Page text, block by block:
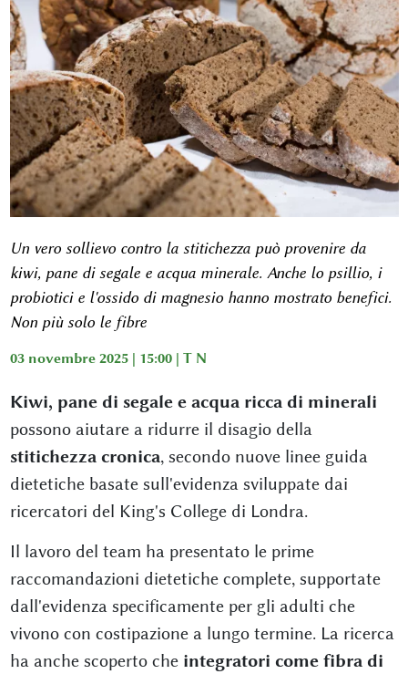
Un vero sollievo contro la stitichezza può provenire da
kiwi, pane di segale e acqua minerale. Anche lo psillio, i
probiotici e l'ossido di magnesio hanno mostrato benefici.
Non più solo le fibre
03 novembre 2025 | 15:00 | T N
Kiwi, pane di segale e acqua ricca di minerali
possono aiutare a ridurre il disagio della
stitichezza cronica, secondo nuove linee guida
dietetiche basate sull'evidenza sviluppate dai
ricercatori del King's College di Londra.
Il lavoro del team ha presentato le prime
raccomandazioni dietetiche complete, supportate
dall'evidenza specificamente per gli adulti che
vivono con costipazione a lungo termine. La ricerca
ha anche scoperto che integratori come fibra di